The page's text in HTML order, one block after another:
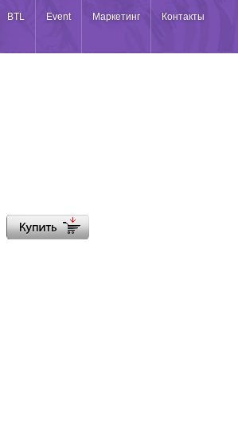
BTL Event Маркетинг Контакты